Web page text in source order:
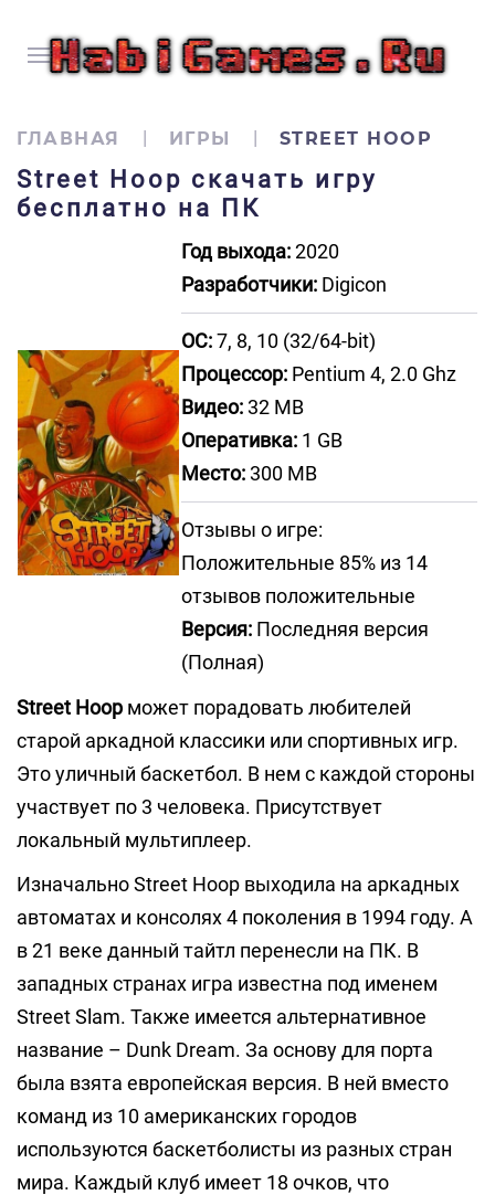
ГЛАВНАЯ ИГРЫ STREET HOOP
Street Hoop скачать игру
бесплатно на ПК
Год выхода:2020
Разработчики: Digicon
ОС:7, 8, 10 (32/64-bit)
Процессор: Pentium 4, 2.0 Ghz
Видео: 32 MB
Оперативка: 1 GB
Место: 300 MB
Отзывы о игре:
Положительные 85% из 14
отзывов положительные
Версия: Последняя версия
(Полная)
Street Hoop может порадовать любителей
старой аркадной классики или спортивных игр.
Это уличный баскетбол. В нем с каждой стороны
участвует по 3 человека. Присутствует
локальный мультиплеер.
Изначально Street Hoop выходила на аркадных
автоматах и консолях 4 поколения в 1994 году. А
в 21 веке данный тайтл перенесли на ПК. В
западных странах игра известна под именем
Street Slam. Также имеется альтернативное
название – Dunk Dream. За основу для порта
была взята европейская версия. В ней вместо
команд из 10 американских городов
используются баскетболисты из разных стран
мира. Каждый клуб имеет 18 очков, что